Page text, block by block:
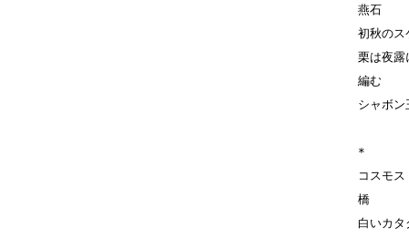
燕石
初秋のス
栗は夜露
編む
シャボン
*
コスモス
橋
白いカタ